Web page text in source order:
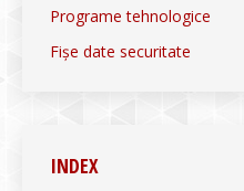
Programe tehnologice
Fișe date securitate
INDEX